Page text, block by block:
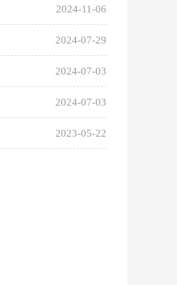
2024-11-06
2024-07-29
2024-07-03
2024-07-03
2023-05-22